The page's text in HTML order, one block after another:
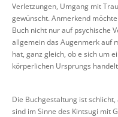
Verletzungen, Umgang mit
gewünscht. Anmerkend
Buch nicht nur auf psychische
allgemein das Augenmerk auf
hat, ganz gleich, ob e sich um
körperlichen Ursprungs
Die Buchgestaltung ist
sind im Sinne des Kintsugi mit